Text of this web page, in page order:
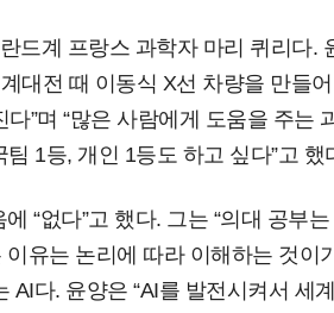
드계 프랑스 과학자 마리 퀴리다.
대전 때 이동식 X선 차량을 만들
”며 “많은 사람에게 도움을 주는
1등, 개인 1등도 하고 싶다”고 했
“없다”고 했다. 그는 “의대 공부
유는 논리에 따라 이해하는 것이
다. 윤양은 “AI를 발전시켜서 세